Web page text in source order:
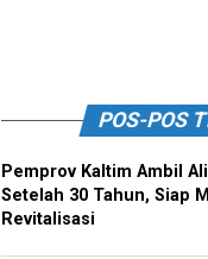
POS-POS
Pemprov Kaltim Ambil
Setelah 30 Tahun, Siap
Revitalisasi